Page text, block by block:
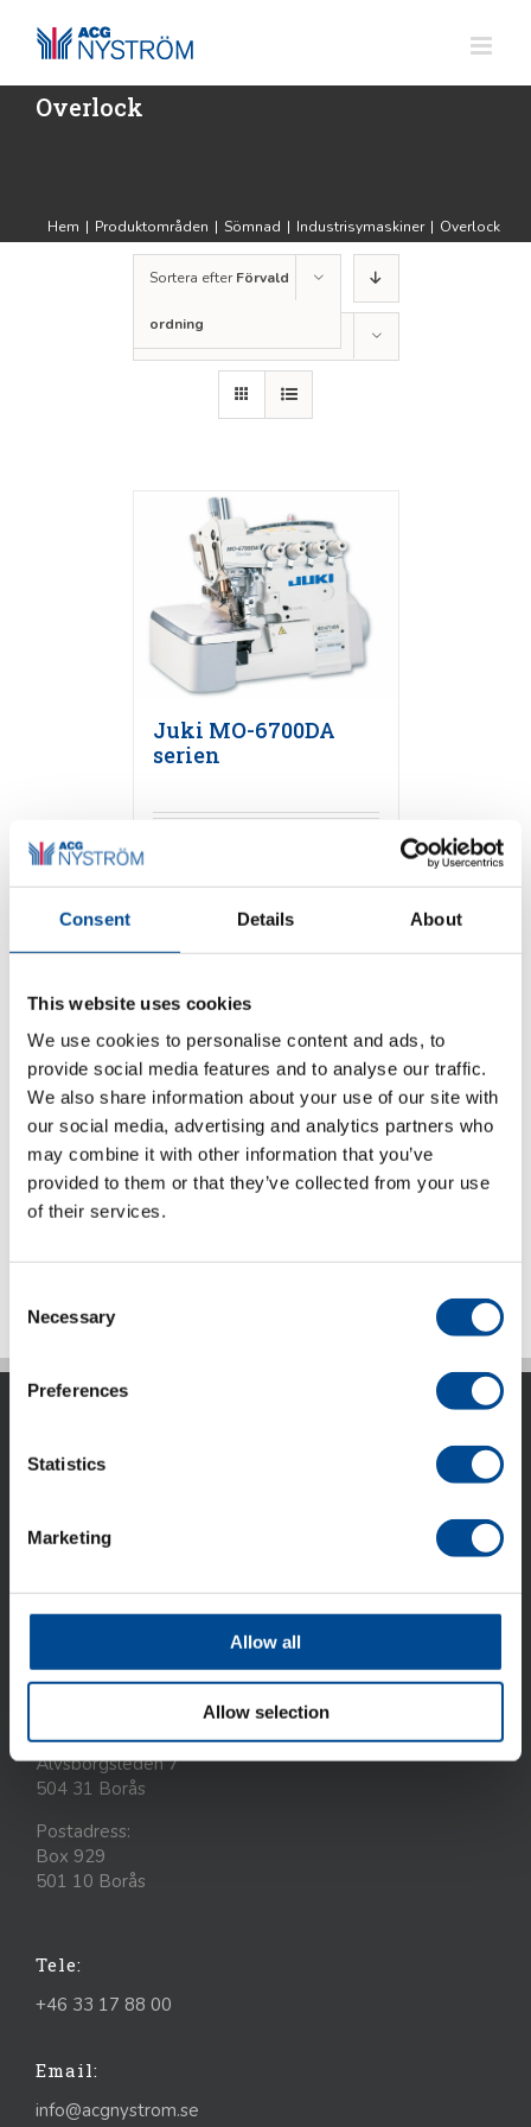
Consent Details About
This website uses cookies
We use cookies to personalise content and ads, to
provide social media features and to analyse our traffic.
We also share information about your use of our site with
our social media, advertising and analytics partners who
may combine it with other information that you’ve
provided to them or that they’ve collected from your use
of their services.
Selection
Necessary
Preferences
Statistics
Marketing
Allow all
Allow selection
innehållet
Overlock
Hem | Produktområden | Sömnad | Industrisymaskiner | Overlock
Sortera efterFörvald
ordning
12 produkter
Juki MO-6700DA
serien
Juki MO-6900G
serien
ACG Nyström AB är idag ett internationellt företag som
till den tillverkande industrin. ACG Nyström har idag 6
dotterbolag, verksamma i Finland, Danmark, Baltikum,
Besöks- och leveransadresser:
Älvsborgsleden 7
504 31 Borås
Postadress:
Box 929
501 10 Borås
Tele:
+46 33 17 88 00
Email:
info@acgnystrom.se